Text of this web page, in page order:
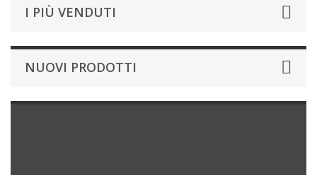
I PIÙ VENDUTI
NUOVI PRODOTTI